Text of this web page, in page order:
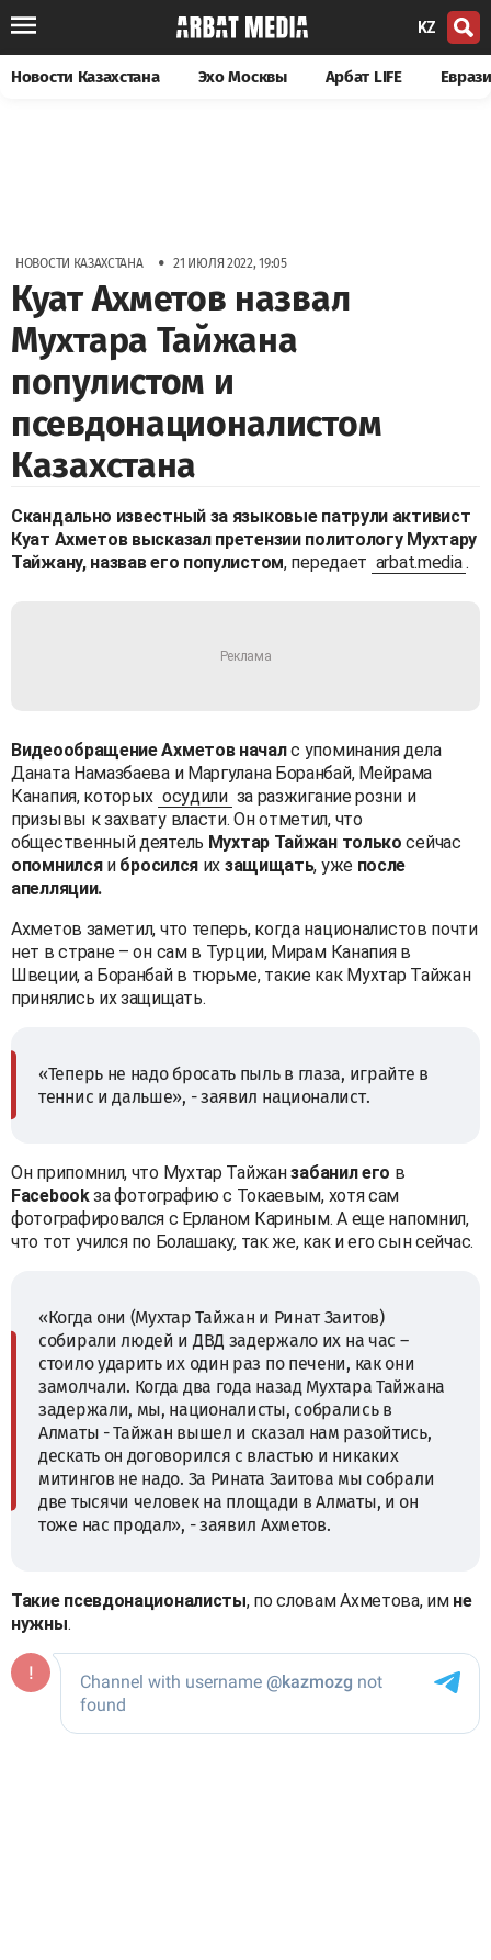
KZ
Новости Казахстана Эхо Москвы Арбат LIFE
НОВОСТИ КАЗАХСТАНА • 21 ИЮЛЯ 2022, 19:05
Куат Ахметов назвал
Мухтара Тайжана
популистом и
псевдонационалистом
Казахстана
Скандально известный за языковые патрули активист
Куат Ахметов высказал претензии политологу Мухтару
Тайжану, назвав его популистом, передает arbat.media .
Видеообращение Ахметов началс упоминания дела
Даната Намазбаева и Маргулана Боранбай, Мейрама
Канапия, которых осудили за разжигание розни и
призывы к захвату власти. Он отметил, что
общественный деятель Мухтар Тайжан толькосейчас
опомнился и бросился их защищать, уже после
апелляции.
Ахметов заметил, что теперь, когда националистов почти
нет в стране – он сам в Турции, Мирам Канапия в
Швеции, a Боранбай в тюрьме, такие как Мухтар Тайжан
принялись их защищать.
«Теперь не надо бросать пыль в глаза, играйте в
теннис и дальше», - заявил националист.
Он припомнил, что Мухтар Тайжанзабанил его в
Facebookза фотографию с Токаевым, хотя сам
фотографировался с Ерланом Кариным. A еще напомнил,
что тот учился по Болашаку, так же, как и его сын сейчас.
«Когда они (Мухтар Тайжан и Ринат Заитов)
собирали людей и ДВД задержало их на час –
стоило ударить их один раз по печени, как они
замолчали. Когда два года назад Мухтара Тайжана
задержали, мы, националисты, собрались в
Алматы - Тайжан вышел и сказал нам разойтись,
дескать он договорился с властью и никаких
митингов не надо. За Рината Заитова мы собрали
две тысячи человек на площади в Алматы, и он
тоже нас продал», - заявил Ахметов.
Такие псевдонационалисты, по словам Ахметова, им не
нужны.